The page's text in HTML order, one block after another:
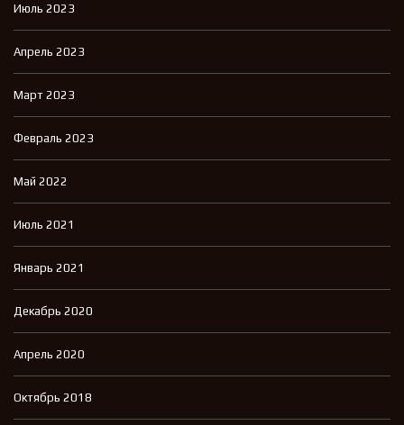
Июль 2023
Апрель 2023
Март 2023
Февраль 2023
Май 2022
Июль 2021
Январь 2021
Декабрь 2020
Апрель 2020
Октябрь 2018